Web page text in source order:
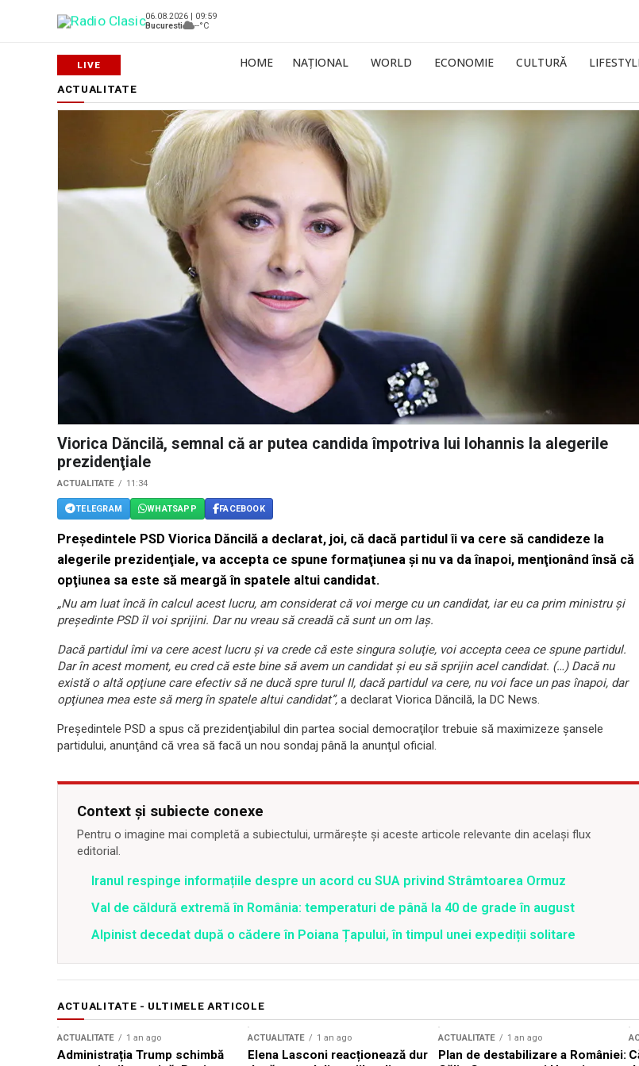
06.08.2026 | 09:59
Bucuresti
--°C
HOME NAȚIONAL WORLD ECONOMIE CULTURĂ
ACTUALITATE
Viorica Dăncilă, semnal că ar putea candida împotriva lui Iohannis la alegerile
prezidenţiale
ACTUALITATE 11:34
TELEGRAM WHATSAPP FACEBOOK
Preşedintele PSD Viorica Dăncilă a declarat, joi, că dacă partidul îi va cere să candideze la
alegerile prezidenţiale, va accepta ce spune formaţiunea şi nu va da înapoi, menţionând însă că
opţiunea sa este să meargă în spatele altui candidat.
„Nu am luat încă în calcul acest lucru, am considerat că voi merge cu un candidat, iar eu ca prim ministru şi
preşedinte PSD îl voi sprijini. Dar nu vreau să creadă că sunt un om laş.
Dacă partidul îmi va cere acest lucru şi va crede că este singura soluţie, voi accepta ceea ce spune partidul.
Dar în acest moment, eu cred că este bine să avem un candidat şi eu să sprijin acel candidat. (…) Dacă nu
există o altă opţiune care efectiv să ne ducă spre turul II, dacă partidul va cere, nu voi face un pas înapoi, dar
opţiunea mea este să merg în spatele altui candidat”, a declarat Viorica Dăncilă, la DC News.
Preşedintele PSD a spus că prezidenţiabilul din partea social democraţilor trebuie să maximizeze şansele
partidului, anunţând că vrea să facă un nou sondaj până la anunţul oficial.
Context și subiecte conexe
Pentru o imagine mai completă a subiectului, urmărește și aceste articole relevante din același flux
editorial.
Iranul respinge informațiile despre un acord cu SUA privind Strâmtoarea Ormuz
Val de căldură extremă în România: temperaturi de până la 40 de grade în august
Alpinist decedat după o cădere în Poiana Țapului, în timpul unei expediții solitare
ACTUALITATE - ULTIMELE ARTICOLE
ACTUALITATE 1 an ago
Administrația Trump schimbă
ACTUALITATE 1 an ago
Elena Lasconi reacționează dur
ACTUALITATE 1 an ago
Plan de destabilizare a României: